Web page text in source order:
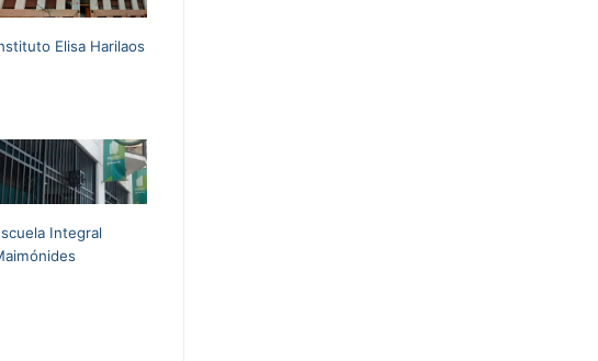
Elisa Harilaos
Integral